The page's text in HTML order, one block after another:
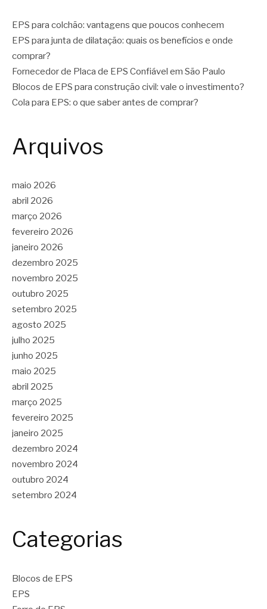
EPS para colchão: vantagens que poucos conhecem
EPS para junta de dilatação: quais os benefícios e onde
comprar?
Fornecedor de Placa de EPS Confiável em São Paulo
Blocos de EPS para construção civil: vale o investimento?
Cola para EPS: o que saber antes de comprar?
Arquivos
maio 2026
abril 2026
março 2026
fevereiro 2026
janeiro 2026
dezembro 2025
novembro 2025
outubro 2025
setembro 2025
agosto 2025
julho 2025
junho 2025
maio 2025
abril 2025
março 2025
fevereiro 2025
janeiro 2025
dezembro 2024
novembro 2024
outubro 2024
setembro 2024
Categorias
Blocos de EPS
EPS